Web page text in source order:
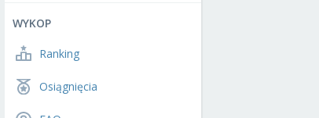
WYKOP
Ranking
Osiągnięcia